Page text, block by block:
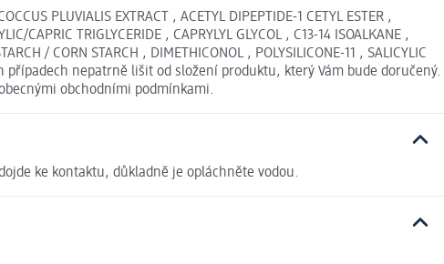
PLUVIALIS EXTRACT , ACETYL DIPEPTIDE-1 CETYL ESTER ,
CAPRIC TRIGLYCERIDE , CAPRYLYL GLYCOL , C13-14 ISOALKANE ,
/ CORN STARCH , DIMETHICONOL , POLYSILICONE-11 , SALICYLIC
případech nepatrně lišit od složení produktu, který Vám bude doručený.
obchodními podmínkami.
ke kontaktu, důkladně je opláchněte vodou.